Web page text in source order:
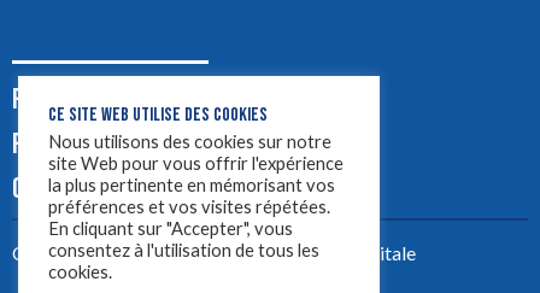
PODCASTS
PUB
CONTACT
Créez votre site avecYellowtie – Agence Digitale
CE SITE WEB UTILISE DES COOKIES
Nous utilisons des cookies sur notre
site Web pour vous offrir l'expérience
la plus pertinente en mémorisant vos
préférences et vos visites répétées.
En cliquant sur "Accepter", vous
consentez à l'utilisation de tous les
cookies.